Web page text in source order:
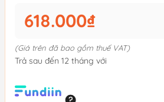
618.000₫
(Giá trên đã bao gồm thuế VAT)
Trả sau đến 12 tháng với